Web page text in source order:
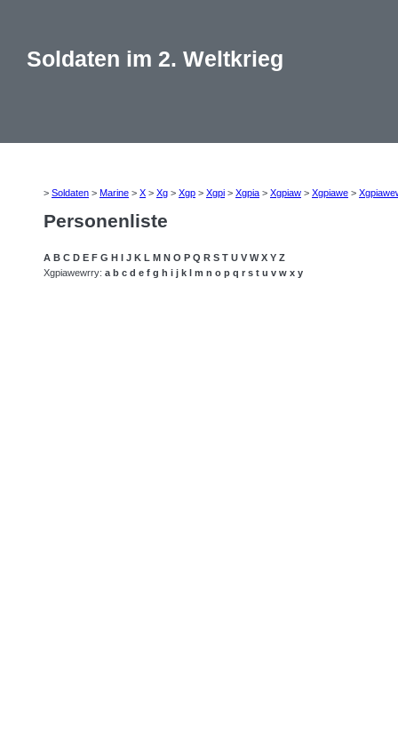
Soldaten im 2. Weltkrieg
> Soldaten > Marine > X > Xg > Xgp > Xgpi > Xgpia > Xgpiaw > Xgpiawe >
Personenliste
A B C D E F G H I J K L M N O P Q R S T U V W X Y Z
Xgpiawewrry: a b c d e f g h i j k l m n o p q r s t u v w x y